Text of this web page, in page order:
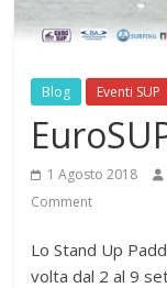
Blog Eventi SUP
1 Agosto 2018
Comment
Lo Stand Up
volta dal 2 al 9